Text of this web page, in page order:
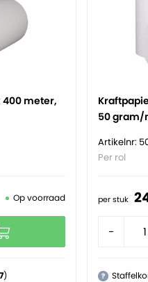
400 meter,
Op voorraad
)
50 gram/
Artikelnr:
Per rol
per stuk
-
?